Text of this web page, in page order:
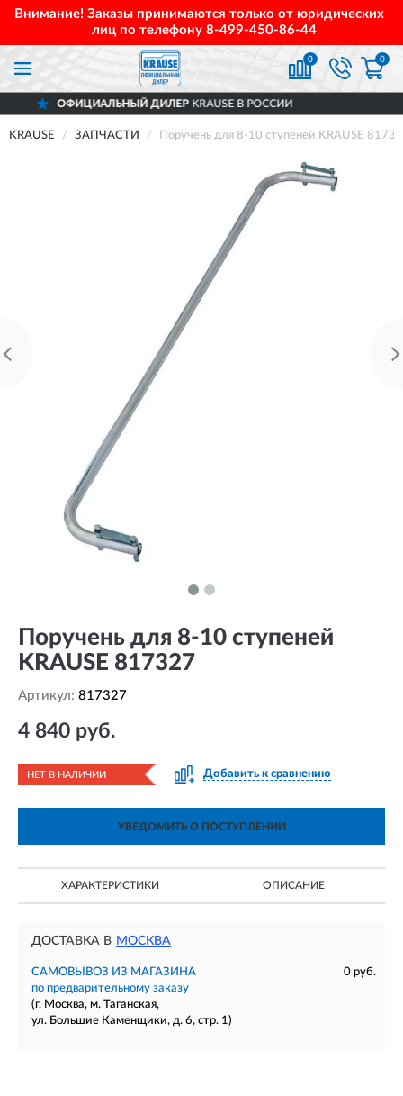
Внимание! Заказы принимаются только от юридических
лиц по телефону 8-499-450-86-44
0 0
ДИЛЕРKRAUSE В РОССИИ
KRAUSE ЗАПЧАСТИ Поручень для 8-10 ступеней KRAUSE
Поручень для 8-10 ступеней
KRAUSE 817327
Артикул: 817327
4 840 руб.
НЕТ В НАЛИЧИИ Добавить к сравнению
УВЕДОМИТЬ О ПОСТУПЛЕНИИ
ХАРАКТЕРИСТИКИ ОПИСАНИЕ
ДОСТАВКА В МОСКВА
САМОВЫВОЗ ИЗ МАГАЗИНА
0 руб.
по предварительному заказу
(г. Москва, м. Таганская,
ул. Большие Каменщики, д. 6, стр. 1)